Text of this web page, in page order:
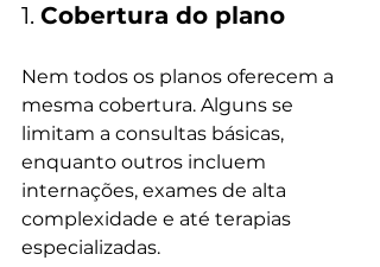
1. Cobertura do plano
Nem todos os planos oferecem a
mesma cobertura. Alguns se
limitam a consultas básicas,
enquanto outros incluem
internações, exames de alta
complexidade e até terapias
especializadas.